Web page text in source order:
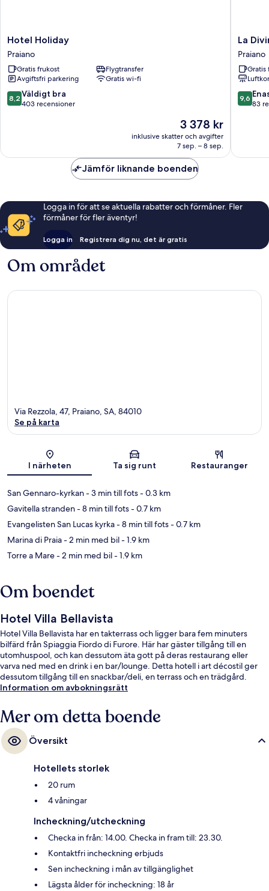
Hotel
Holiday
Praiano
Hotel Holiday
Praiano
Gratis frukost
Flygtransfer
Avgiftsfri parkering
Gratis wi-fi
8.2
av
8,2 Väldigt bra
403 recensioner
Priset
3 378 kr
3 378 kr
inklusive skatter och avgifter
7 sep. – 8 sep.
La
Divina
Amalfi
Coast
Praiano
La
Praiano
Gratis
9.6
av
9,6
83
Jämför liknande boenden
Logga in för att se aktuella rabatter och förmåner. Fler
förmåner för fler äventyr!
Logga in Registrera dig nu, det är gratis
Om området
Karta
Via Rezzola, 47, Praiano, SA, 84010
Se på karta
I närheten Ta sig runt Restauranger
San Gennaro-kyrkan- 3 min till fots- 0.3 km
Gavitella stranden- 8 min till fots- 0.7 km
Evangelisten San Lucas kyrka- 8 min till fots- 0.7 km
Marina di Praia- 2 min med bil- 1.9 km
Torre a Mare- 2 min med bil- 1.9 km
Om boendet
Hotel Villa Bellavista
Hotel Villa Bellavista har en takterrass och ligger bara fem minuters
bilfärd från Spiaggia Fiordo di Furore. Här har gäster tillgång till en
utomhuspool, och kan dessutom äta gott på deras restaurang eller
varva ned med en drink i en bar/lounge. Detta hotell i art décostil ger
dessutom tillgång till en snackbar/deli, en terrass och en trädgård.
Information om avbokningsrätt
Mer om detta boende
Översikt
Hotellets storlek
20 rum
4 våningar
Incheckning/utcheckning
Checka in från: 14.00. Checka in fram till: 23.30.
Kontaktfri incheckning erbjuds
Sen incheckning i mån av tillgänglighet
Lägsta ålder för incheckning: 18 år